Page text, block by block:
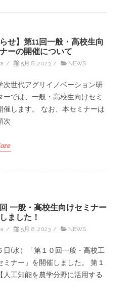
らせ】第11回一般・高校生向
ーの開催について
/ 5月 8, 2023 / NEWS
次世代アグリイノベーション研
ーでは、一般・高校生向けセミ
催します。 なお、本セミナーは
次
一般・高校生向けセミナー
ました！
/ 5月 8, 2023 / NEWS
日(水）「第１０回一般・高校工
ミナー」を開催しました。 第１
人工知能を農学分野に活用する